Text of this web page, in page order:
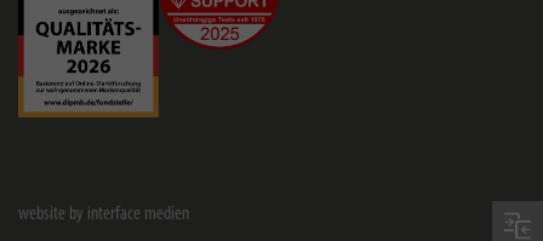
website by interface medien